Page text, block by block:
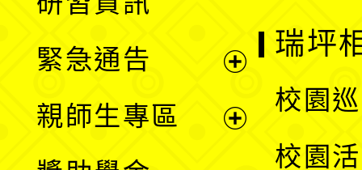
單
選
單
緊急通告
親師生專區
瑞坪
校園
校園